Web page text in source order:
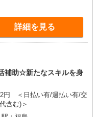
詳細を見る
補助☆新たなスキルを身
円 ＜日払い有/週払い有/交
含む)＞